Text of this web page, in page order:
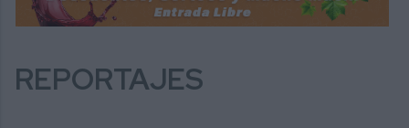
REPORTAJES